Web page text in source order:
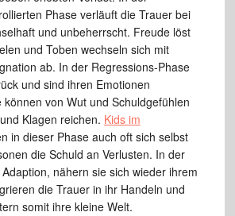
Phase verläuft die Trauer bei
und unbeherrscht. Freude löst
und Toben wechseln sich mit
ab. In der Regressions-Phase
und sind ihren Emotionen
von Wut und Schuldgefühlen
Klagen reichen. Kids im
in dieser Phase auch oft sich selbst
die Schuld an Verlusten. In der
nähern sie sich wieder ihrem
die Trauer in ihr Handeln und
somit ihre kleine Welt.